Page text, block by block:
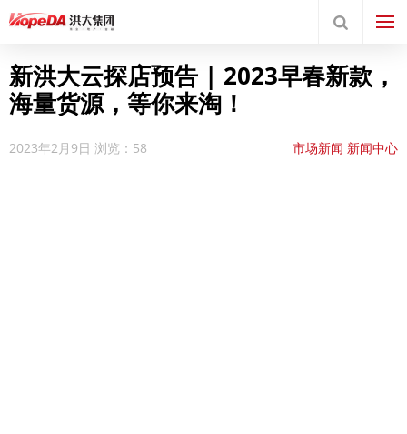
新洪大云探店预告 | 2023早春新款，
海量货源，等你来淘！
2023年2月9日 浏览：58 市场新闻 新闻中心